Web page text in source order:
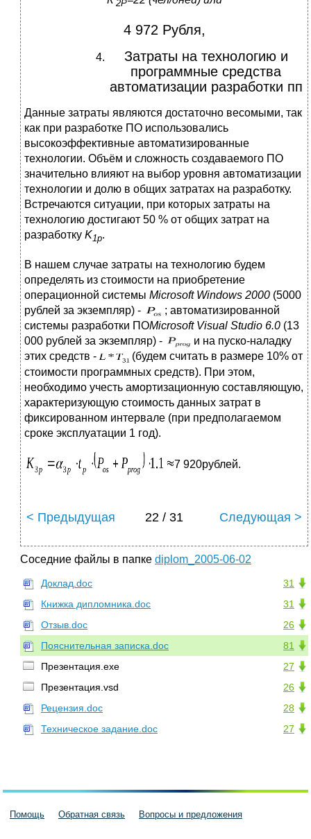
2P
4 972 Рубля,
Затраты на технологию и
программные средства
автоматизации разработки пп
Данные затраты являются достаточно весомыми, так
как при разработке ПО использовались
высокоэффективные автоматизированные
технологии. Объём и сложность создаваемого ПО
значительно влияют на выбор уровня автоматизации
технологии и долю в общих затратах на раз­работку.
Встречаются ситуации, при которых затраты на
технологию достигают 50 % от общих затрат на
разработку K1p.
В нашем случае затраты на технологию будем
определять из стоимости на приобретение
операционной системы Microsoft Windows 2000 (5000
рублей за экземпляр) -
; автоматизированной
системы разработки ПОMicrosoft Visual Studio 6.0 (13
000 рублей за экземпляр) -
и на пуско-наладку
этих средств -
(будем считать в размере 10% от
стоимости программных средств). При этом,
необходимо учесть амортизационную составляющую,
характеризующую стоимость данных затрат в
фиксированном интервале (при предполагаемом
сроке эксплуатации 1 год).
7 920рублей.
< Предыдущая 22 / 31 Следующая >
Соседние файлы в папке diplom_2005-06-02
31
Доклад.doc
31
Книжка дипломника.doc
26
Отзыв.doc
81
Пояснительная записка.doc
27
Презентация.exe
26
Презентация.vsd
28
Рецензия.doc
27
Техническое задание.doc
Помощь Обратная связь Вопросы и предложения